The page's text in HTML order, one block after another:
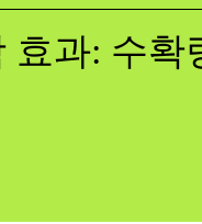
과: 수확